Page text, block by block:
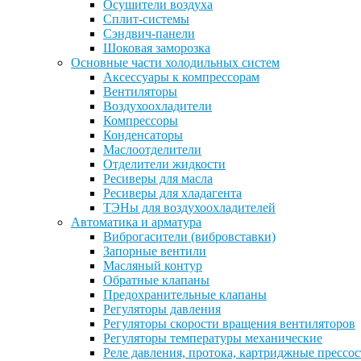
Осушители воздуха
Сплит-системы
Сэндвич-панели
Шоковая заморозка
Основные части холодильных систем
Аксессуары к компрессорам
Вентиляторы
Воздухоохладители
Компрессоры
Конденсаторы
Маслоотделители
Отделители жидкости
Ресиверы для масла
Ресиверы для хладагента
ТЭНы для воздухоохладителей
Автоматика и арматура
Виброгасители (вибровставки)
Запорные вентили
Масляный контур
Обратные клапаны
Предохранительные клапаны
Регуляторы давления
Регуляторы скорости вращения вентиляторов
Регуляторы температуры механические
Реле давления, протока, картриджные